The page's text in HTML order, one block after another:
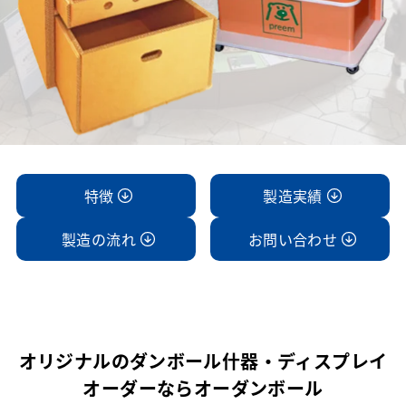
特徴
製造実績
製造の流れ
お問い合わせ
オリジナルのダンボール什器・ディスプレイ
オーダーならオーダンボール